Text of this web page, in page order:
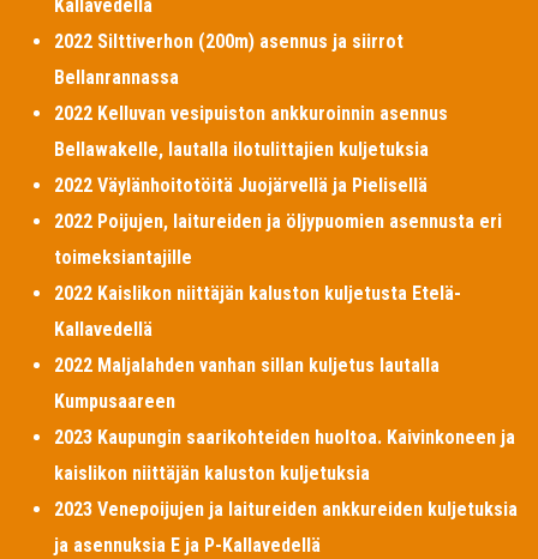
Kallavedellä
2022 Silttiverhon (200m) asennus ja siirrot
Bellanrannassa
2022 Kelluvan vesipuiston ankkuroinnin asennus
Bellawakelle, lautalla ilotulittajien kuljetuksia
2022 Väylänhoitotöitä Juojärvellä ja Pielisellä
2022 Poijujen, laitureiden ja öljypuomien asennusta eri
toimeksiantajille
2022 Kaislikon niittäjän kaluston kuljetusta Etelä-
Kallavedellä
2022 Maljalahden vanhan sillan kuljetus lautalla
Kumpusaareen
2023 Kaupungin saarikohteiden huoltoa. Kaivinkoneen ja
kaislikon niittäjän kaluston kuljetuksia
2023 Venepoijujen ja laitureiden ankkureiden kuljetuksia
ja asennuksia E ja P-Kallavedellä